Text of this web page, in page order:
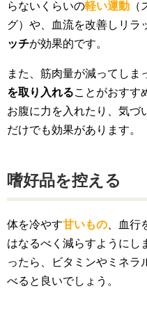
らないくらいの軽い運動
グ）や、血流を改善しリラ
ッチが効果的です。
また、筋肉量が減ってしま
を取り入れることがおすす
お腹に力を入れたり、気づ
だけでも効果があります。
嗜好品を控える
体を冷やす甘いもの 、血行
はなるべく減らすようにし
ったら、ビタミンやミネラ
べると良いでしょう。